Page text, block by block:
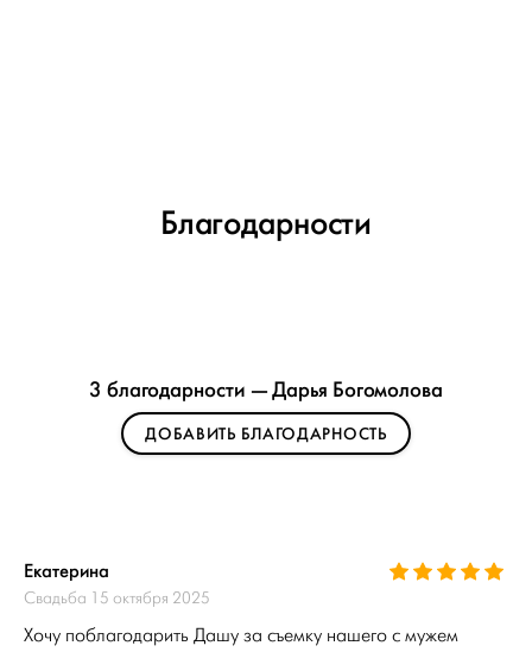
Благодарности
3 благодарности — Дарья Богомолова
ДОБАВИТЬ БЛАГОДАРНОСТЬ
Екатерина
Свадьба 15 октября 2025
Хочу поблагодарить Дашу за съемку нашего с мужем